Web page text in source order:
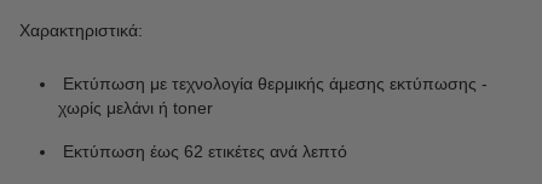
Χαρακτηριστικά:
Εκτύπωση με τεχνολογία θερμικής άμεσης εκτύπωσης -
χωρίς μελάνι ή toner
Εκτύπωση έως 62 ετικέτες ανά λεπτό